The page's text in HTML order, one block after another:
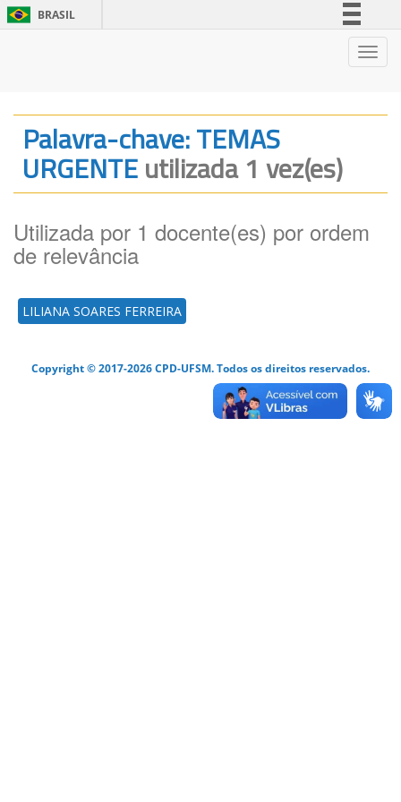
BRASIL
Legislação
Canais
Palavra-chave: TEMAS
URGENTEutilizada 1 vez(es)
Utilizada por 1 docente(es) por ordem
de relevância
LILIANA SOARES FERREIRA
Copyright © 2017-2026 CPD-UFSM. Todos os direitos reservados.